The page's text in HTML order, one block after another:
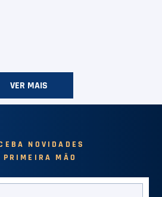
VER MAIS
NOVIDADES
PRIMEIRA MÃO